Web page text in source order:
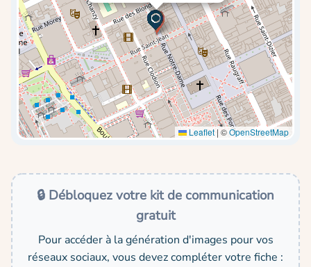
Leaflet | ©OpenStreetMap
🔒 Débloquez votre kit de communication
gratuit
Pour accéder à la génération d'images pour vos
réseaux sociaux, vous devez compléter votre fiche :